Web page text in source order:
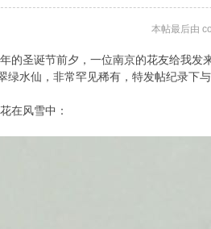
本帖最后由
的圣诞节前夕，一位南京的花友给我
绿水仙，非常罕见稀有，特发帖纪录下
在风雪中：